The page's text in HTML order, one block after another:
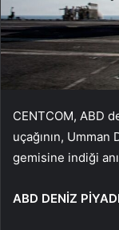
CENTCOM, ABD
uçağının,
gemisine indiği
ABD DENİZ